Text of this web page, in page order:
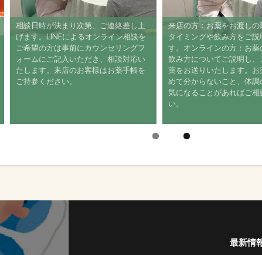
相談日時が決まり次第、ご連絡差し上
げます。LINEによるオンライン相談を
ご希望の方は事前にカウンセリングフ
ォームにご記入いただき、相談対応い
たします。来店のお客様はお薬手帳を
ご持参ください。
来店の方：お薬をお渡し
タイミングや飲み方をご
す。オンラインの方：お
飲み方についてご説明し
薬をお送りいたします。
めて分からないこと、体
気になることがあればご
い。
最新情